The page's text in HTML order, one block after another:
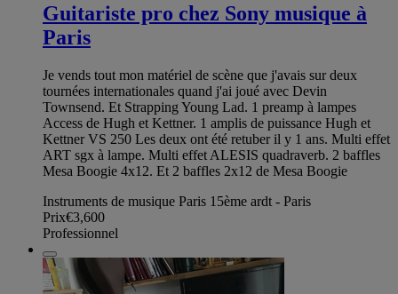
Guitariste pro chez Sony musique à
Paris
Je vends tout mon matériel de scène que j'avais sur deux
tournées internationales quand j'ai joué avec Devin
Townsend. Et Strapping Young Lad. 1 preamp à lampes
Access de Hugh et Kettner. 1 amplis de puissance Hugh et
Kettner VS 250 Les deux ont été retuber il y 1 ans. Multi effet
ART sgx à lampe. Multi effet ALESIS quadraverb. 2 baffles
Mesa Boogie 4x12. Et 2 baffles 2x12 de Mesa Boogie
Instruments de musique Paris 15ème ardt - Paris
Prix€3,600
Professionnel